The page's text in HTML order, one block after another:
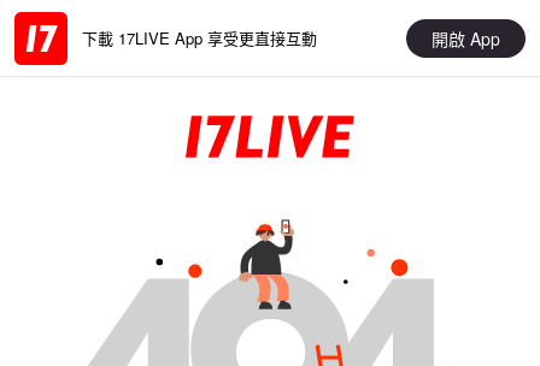
下載 17LIVE App 享受更直接互動 開啟 App